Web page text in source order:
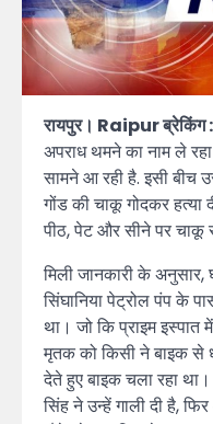
रायपुर। Raipur ब्रेकिंग :
अपराध थमने का नाम ले
सामने आ रही है. इसी बीच
गोंड की चाकू गोदकर हत्या
पीठ, पेट और सीने पर चाकू
मिली जानकारी के अनुसार,
सिंघानिया पेट्रोल पंप के
था। जो ​कि प्राइम
मृतक को किसी ने बाइक से
देते हुए बाइक चला रहा
सिंह ने उन्हें गाली दी है,